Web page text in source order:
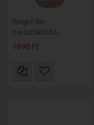
Ridge Filler -
Barázdakitöltő...
1690 Ft